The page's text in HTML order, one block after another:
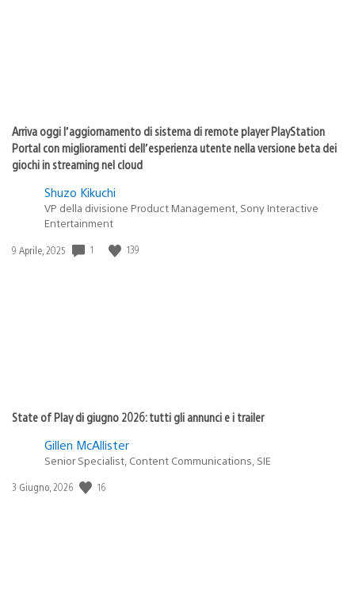
Arriva oggi l’aggiornamento di sistema di remote player PlayStation
Portal con miglioramenti dell’esperienza utente nella versione beta dei
giochi in streaming nel cloud
Shuzo Kikuchi
VP della divisione Product Management, Sony Interactive
Entertainment
Data
9 Aprile, 2025 1 139
State of Play di giugno 2026: tutti gli annunci e i trailer
Gillen McAllister
Senior Specialist, Content Communications, SIE
Data
3 Giugno, 2026 16